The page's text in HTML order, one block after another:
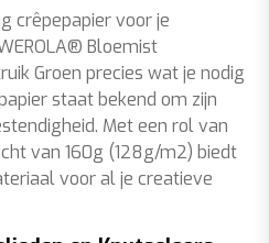
crêpepapier voor je
Bloemist
Groen precies wat je nodig
staat bekend om zijn
Met een rol van
van 160g (128g/m2) biedt
voor al je creatieve